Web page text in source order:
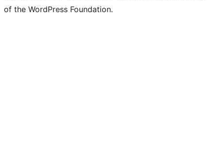
of the WordPress Foundation.